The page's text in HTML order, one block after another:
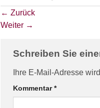
← Zurück
Weiter →
Schreiben Sie
Ihre E-Mail-Adresse
Kommentar*